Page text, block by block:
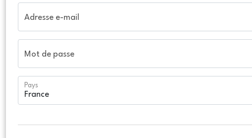
Adresse e-mail
Mot de passe
Pays